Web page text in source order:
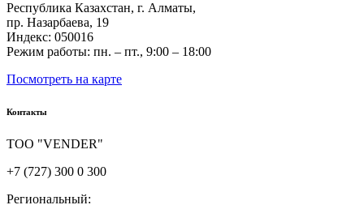
Республика Казахстан, г. Алматы,
пр. Назарбаева, 19
Индекс: 050016
Режим работы: пн. – пт., 9:00 – 18:00
Посмотреть на карте
Контакты
ТОО "VENDER"
+7 (727) 300 0 300
Региональный: